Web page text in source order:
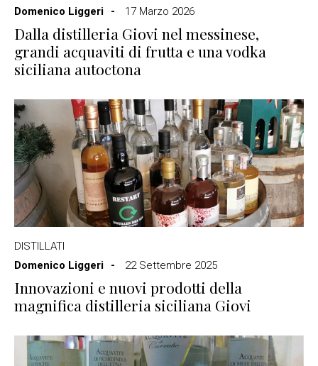
Domenico Liggeri
17 Marzo 2026
Dalla distilleria Giovi nel messinese,
grandi acquaviti di frutta e una vodka
siciliana autoctona
DISTILLATI
Domenico Liggeri
22 Settembre 2025
Innovazioni e nuovi prodotti della
magnifica distilleria siciliana Giovi